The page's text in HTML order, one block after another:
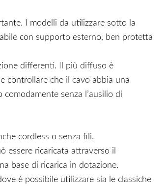
I modelli da utilizzare sotto la
con supporto esterno, ben protetta
differenti. Il più diffuso è
controllare che il cavo abbia una
senza l’ausilio di
cordless o senza fili.
essere ricaricata attraverso il
base di ricarica in dotazione.
è possibile utilizzare sia le classiche